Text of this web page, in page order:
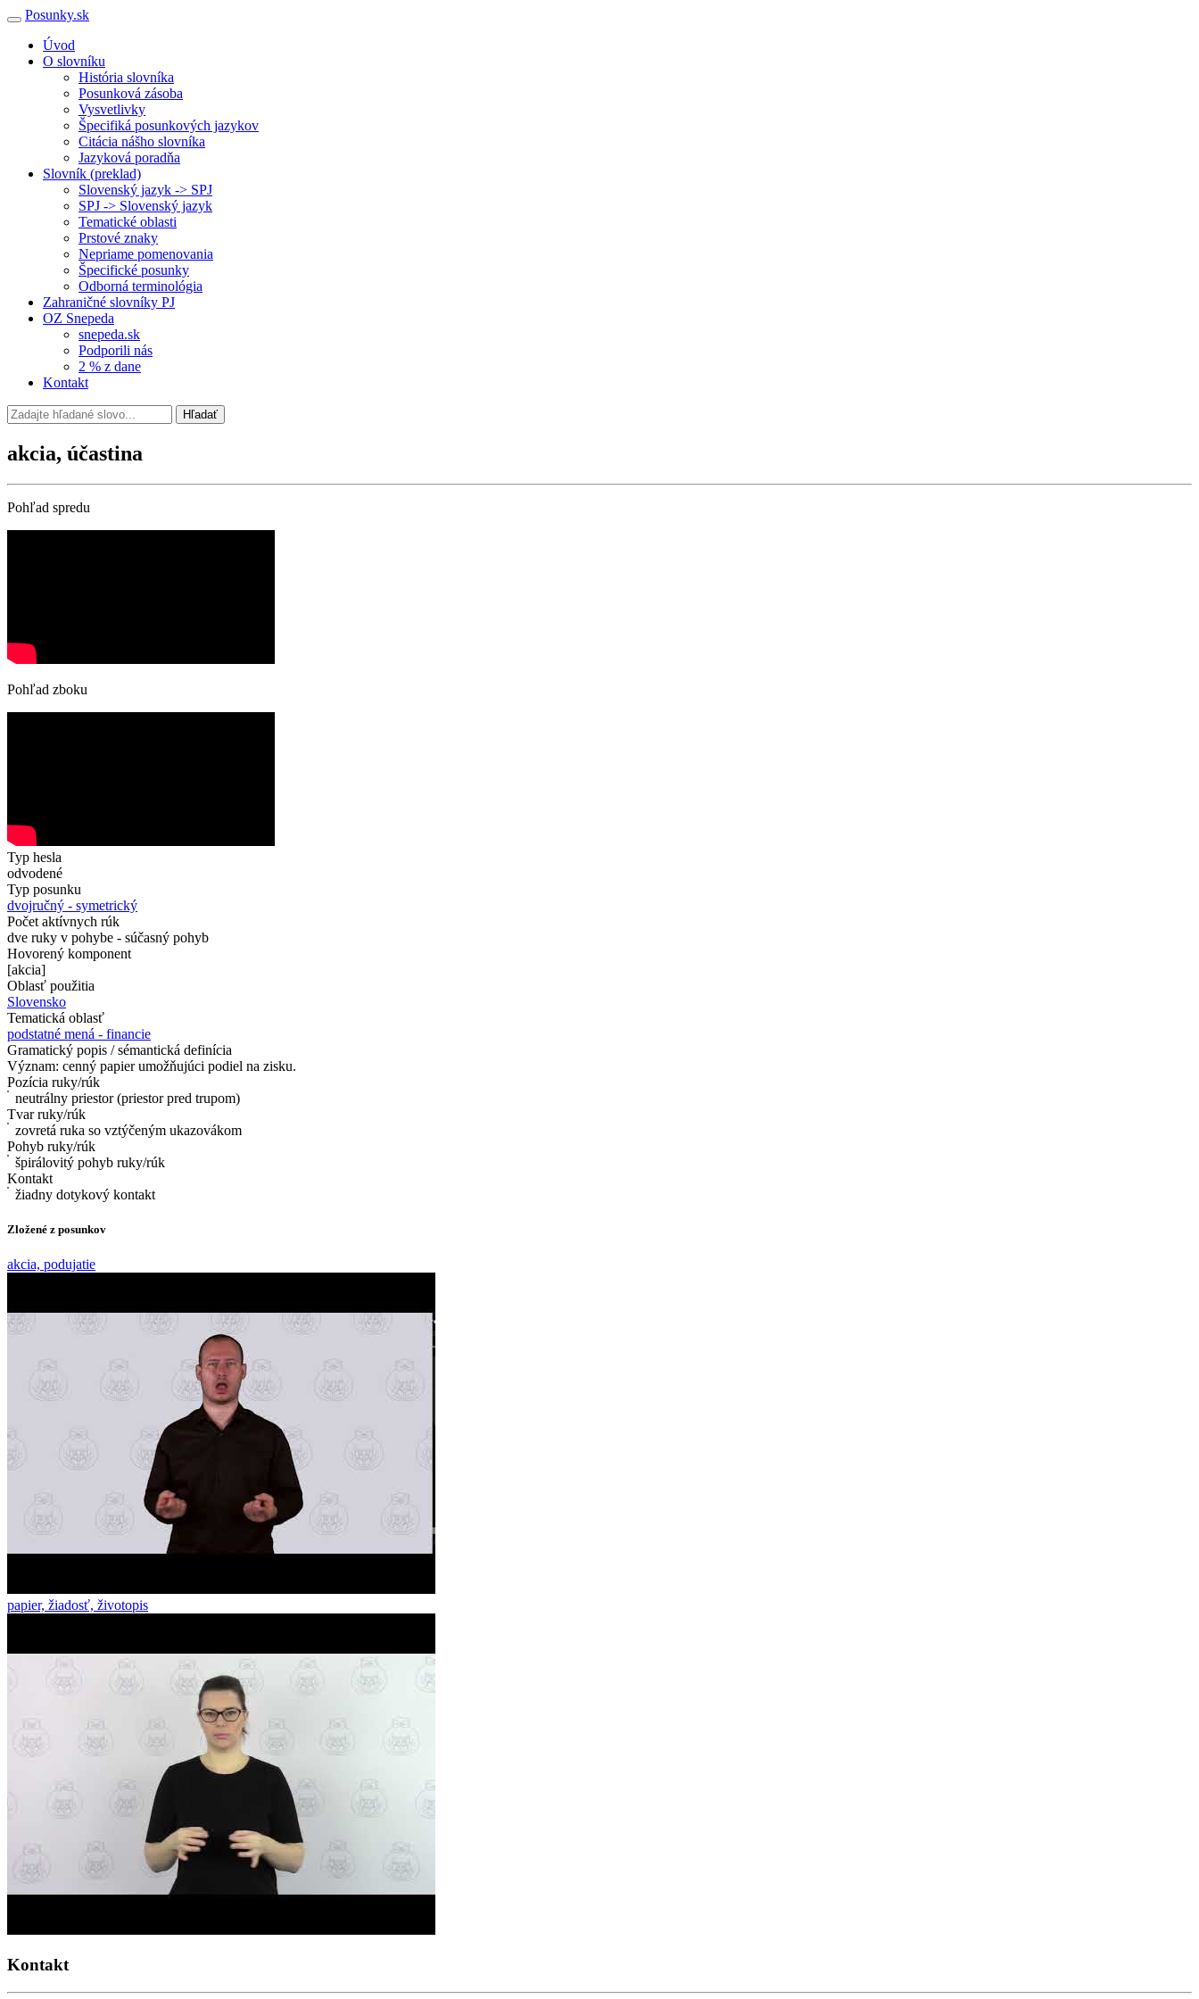
Posunky.sk
Úvod
O slovníku
História slovníka
Posunková zásoba
Vysvetlivky
Špecifiká posunkových jazykov
Citácia nášho slovníka
Jazyková poradňa
Slovník (preklad)
Slovenský jazyk -> SPJ
SPJ -> Slovenský jazyk
Tematické oblasti
Prstové znaky
Nepriame pomenovania
Špecifické posunky
Odborná terminológia
Zahraničné slovníky PJ
OZ Snepeda
snepeda.sk
Podporili nás
2 % z dane
Kontakt
Hľadať
akcia, účastina
Pohľad spredu
Pohľad zboku
Typ hesla
odvodené
Typ posunku
dvojručný - symetrický
Počet aktívnych rúk
dve ruky v pohybe - súčasný pohyb
Hovorený komponent
[akcia]
Oblasť použitia
Slovensko
Tematická oblasť
podstatné mená - financie
Gramatický popis / sémantická definícia
Význam: cenný papier umožňujúci podiel na zisku.
Pozícia ruky/rúk
neutrálny priestor (priestor pred trupom)
Tvar ruky/rúk
zovretá ruka so vztýčeným ukazovákom
Pohyb ruky/rúk
špirálovitý pohyb ruky/rúk
Kontakt
žiadny dotykový kontakt
Zložené z posunkov
akcia, podujatie
papier, žiadosť, životopis
Kontakt